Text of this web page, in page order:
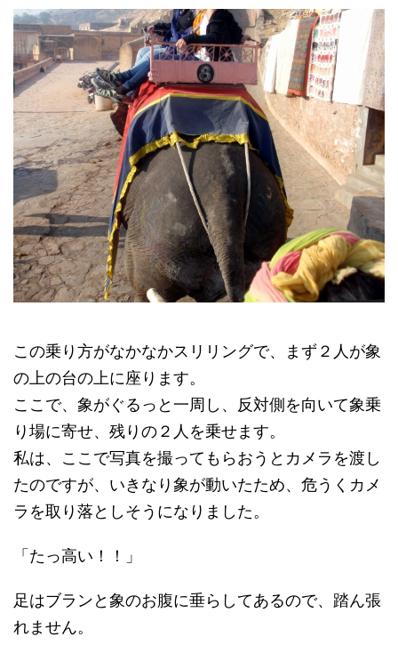
この乗り方がなかなかスリリングで、まず２人が象
の上の台の上に座ります。
ここで、象がぐるっと一周し、反対側を向いて象乗
り場に寄せ、残りの２人を乗せます。
私は、ここで写真を撮ってもらおうとカメラを渡し
たのですが、いきなり象が動いたため、危うくカメ
ラを取り落としそうになりました。
「たっ高い！！」
足はブランと象のお腹に垂らしてあるので、踏ん張
れません。